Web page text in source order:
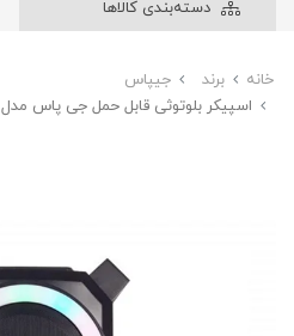
دسته‌بندی کالاها
خانه برند
جیپاس
اسپیکر بلوتوثی قابل حمل جی پاس مدل GMS11138